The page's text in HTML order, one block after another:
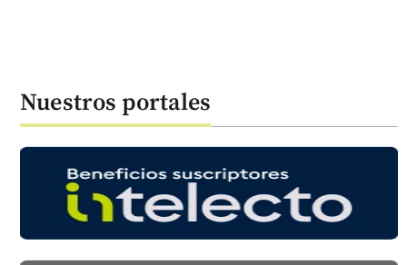
Nuestros portales